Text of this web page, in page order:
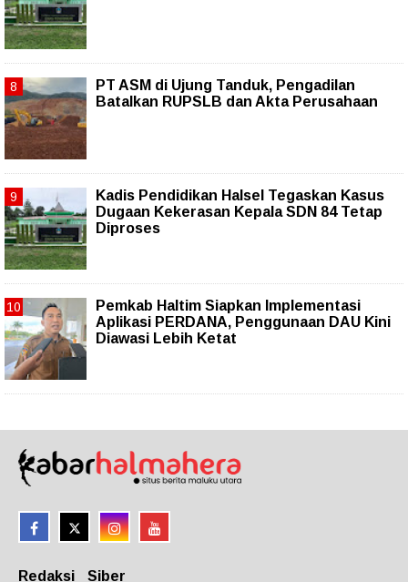
PT ASM di Ujung Tanduk, Pengadilan
Batalkan RUPSLB dan Akta Perusahaan
Kadis Pendidikan Halsel Tegaskan Kasus
Dugaan Kekerasan Kepala SDN 84 Tetap
Diproses
Pemkab Haltim Siapkan Implementasi
Aplikasi PERDANA, Penggunaan DAU Kini
Diawasi Lebih Ketat
Redaksi Siber